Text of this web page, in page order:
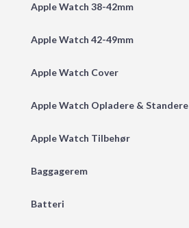
Apple Watch 38-42mm
Apple Watch 42-49mm
Apple Watch Cover
Apple Watch Opladere & Standere
Apple Watch Tilbehør
Baggagerem
Batteri